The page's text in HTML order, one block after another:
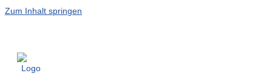
Zum Inhalt springen